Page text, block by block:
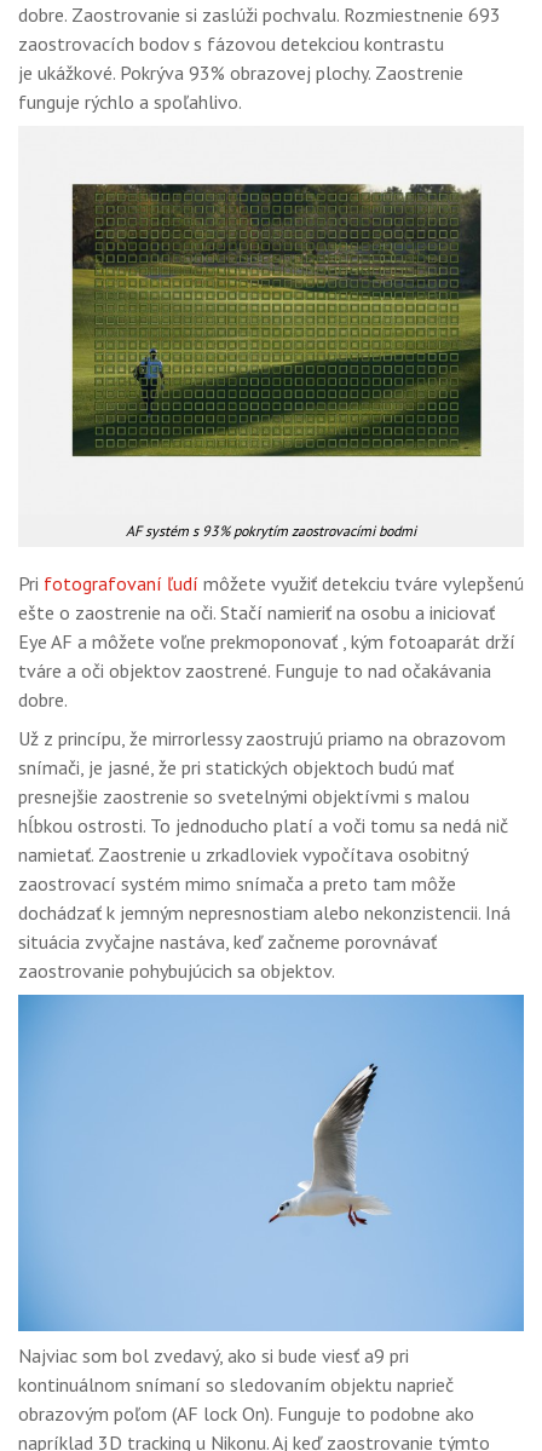
dobre. Zaostrovanie si zaslúži pochvalu. Rozmiestnenie 693
zaostrovacích bodov s fázovou detekciou kontrastu
je ukážkové. Pokrýva 93% obrazovej plochy. Zaostrenie
funguje rýchlo a spoľahlivo.
AF systém s 93% pokrytím zaostrovacími bodmi
Pri fotografovaní ľudí môžete využiť detekciu tváre vylepšenú
ešte o zaostrenie na oči. Stačí namieriť na osobu a iniciovať
Eye AF a môžete voľne prekmoponovať , kým fotoaparát drží
tváre a oči objektov zaostrené. Funguje to nad očakávania
dobre.
Už z princípu, že mirrorlessy zaostrujú priamo na obrazovom
snímači, je jasné, že pri statických objektoch budú mať
presnejšie zaostrenie so svetelnými objektívmi s malou
hĺbkou ostrosti. To jednoducho platí a voči tomu sa nedá nič
namietať. Zaostrenie u zrkadloviek vypočítava osobitný
zaostrovací systém mimo snímača a preto tam môže
dochádzať k jemným nepresnostiam alebo nekonzistencii. Iná
situácia zvyčajne nastáva, keď začneme porovnávať
zaostrovanie pohybujúcich sa objektov.
Najviac som bol zvedavý, ako si bude viesť a9 pri
kontinuálnom snímaní so sledovaním objektu naprieč
obrazovým poľom (AF lock On). Funguje to podobne ako
napríklad 3D tracking u Nikonu. Aj keď zaostrovanie týmto